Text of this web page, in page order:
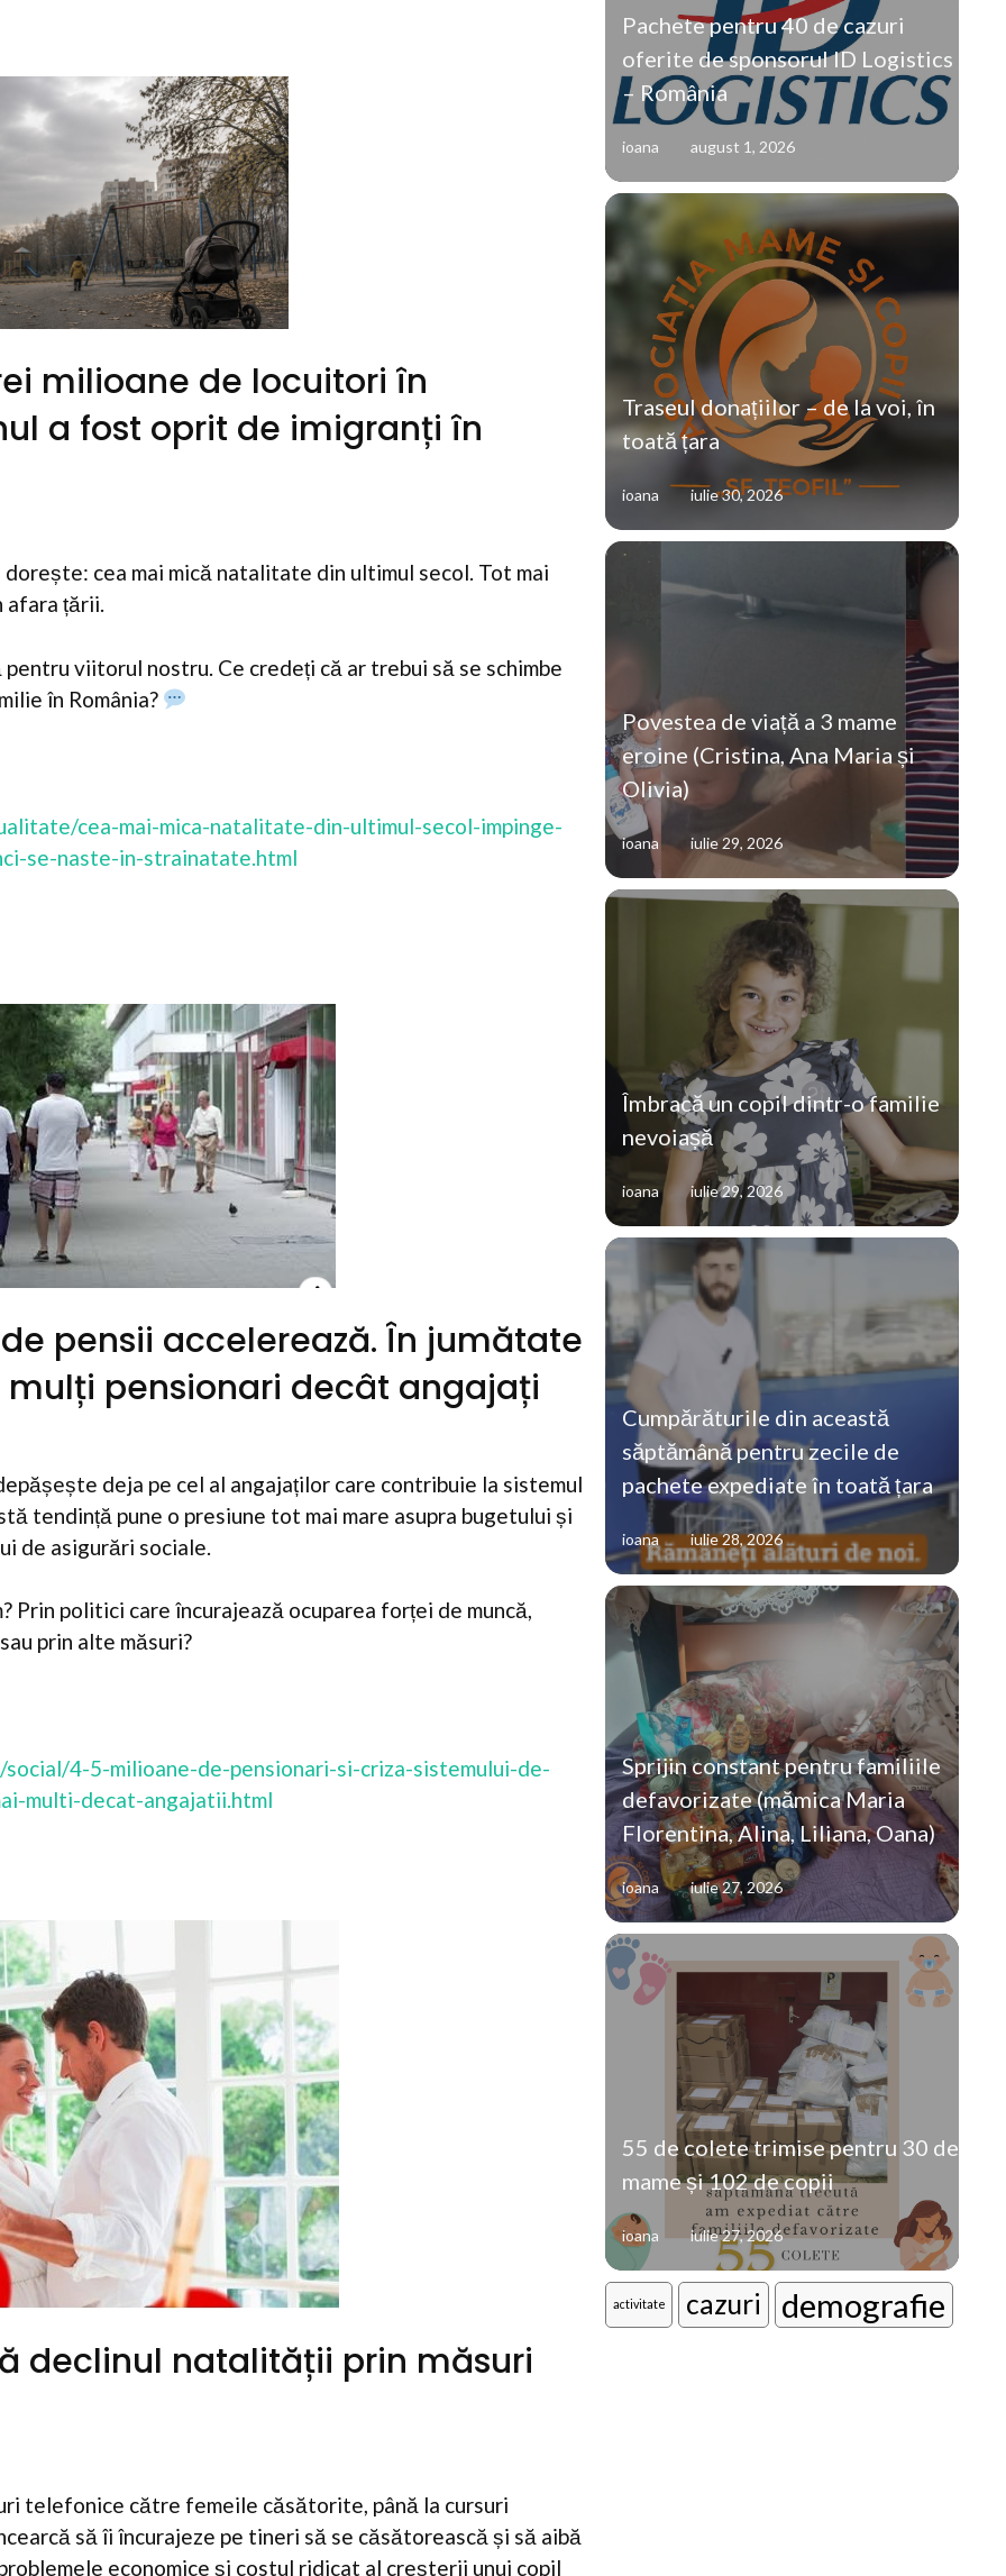
milioane de locuitori în
a fost oprit de imigranți în
dorește: cea mai mică natalitate din ultimul secol. Tot mai
afara țării.
viitorul nostru. Ce credeți că ar trebui să se schimbe
în România?
cea-mai-mica-natalitate-din-ultimul-secol-impinge-
se-naste-in-strainatate.html
pensii accelerează. În jumătate
pensionari decât angajați
deja pe cel al angajaților care contribuie la sistemul
tendință pune o presiune tot mai mare asupra bugetului și
de asigurări sociale.
Prin politici care încurajează ocuparea forței de muncă,
prin alte măsuri?
4-5-milioane-de-pensionari-si-criza-sistemului-de-
multi-decat-angajatii.html
declinul natalității prin măsuri
telefonice către femeile căsătorite, până la cursuri
să îi încurajeze pe tineri să se căsătorească și să aibă
economice și costul ridicat al creșterii unui copil
Pachete pentru 40 de cazuri
oferite de sponsorul ID Logistics
– România
ioana august 1, 2026
Traseul donațiilor – de la voi, în
toată țara
ioana iulie 30, 2026
Povestea de viață a 3 mame
eroine (Cristina, Ana Maria și
Olivia)
ioana iulie 29, 2026
Îmbracă un copil dintr-o familie
nevoiașă
ioana iulie 29, 2026
Cumpărăturile din această
săptămână pentru zecile de
pachete expediate în toată țara
ioana iulie 28, 2026
Sprijin constant pentru familiile
defavorizate (mămica Maria
Florentina, Alina, Liliana, Oana)
ioana iulie 27, 2026
55 de colete trimise pentru 30 de
mame și 102 de copii
ioana iulie 27, 2026
activitate cazuri demografie